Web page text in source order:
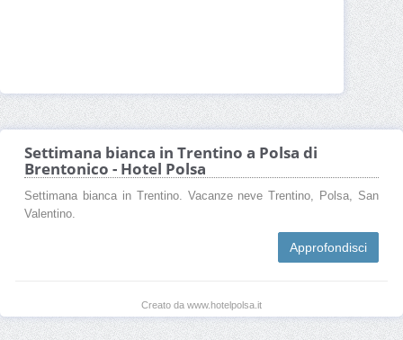
Settimana bianca in Trentino a Polsa di
Brentonico - Hotel Polsa
Settimana bianca in Trentino. Vacanze neve Trentino, Polsa, San
Valentino.
Approfondisci
Creato da www.hotelpolsa.it